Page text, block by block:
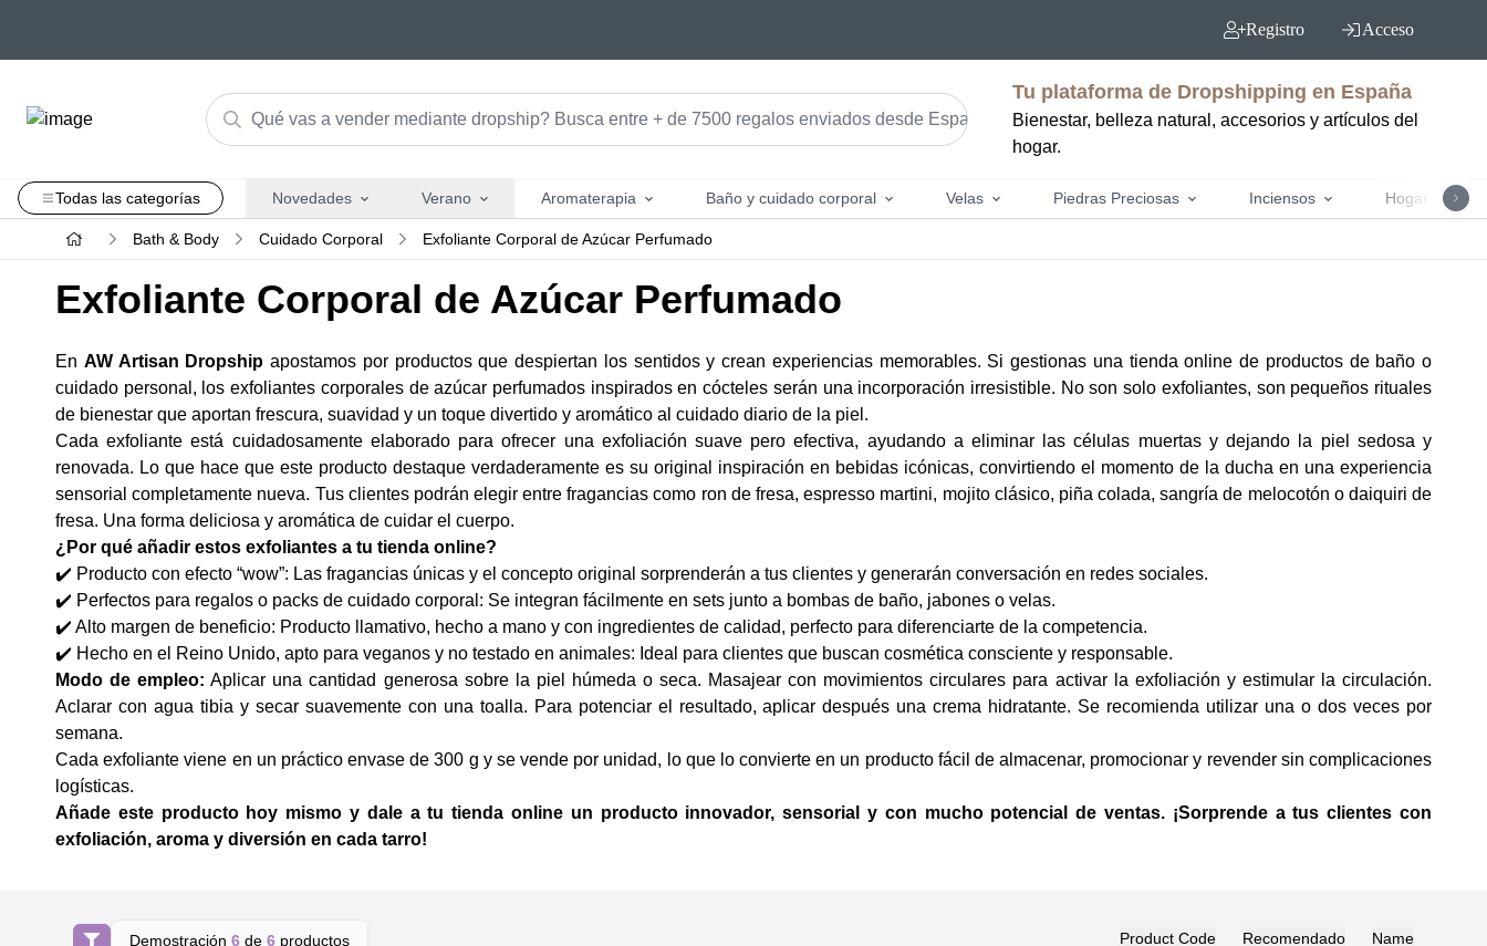
Registro Acceso
Tu plataforma de Dropshipping en España
Bienestar, belleza natural, accesorios y artículos del
hogar.
Todas las categorías Novedades Verano Aromaterapia Baño y cuidado corporal Velas Piedras Preciosas Inciensos Hogar y jardín
Bath & Body Cuidado Corporal Exfoliante Corporal de Azúcar Perfumado
Exfoliante Corporal de Azúcar Perfumado
En AW Artisan Dropship apostamos por productos que despiertan los sentidos y crean experiencias memorables. Si gestionas una tienda online de productos de baño o
cuidado personal, los exfoliantes corporales de azúcar perfumados inspirados en cócteles serán una incorporación irresistible. No son solo exfoliantes, son pequeños rituales
de bienestar que aportan frescura, suavidad y un toque divertido y aromático al cuidado diario de la piel.
Cada exfoliante está cuidadosamente elaborado para ofrecer una exfoliación suave pero efectiva, ayudando a eliminar las células muertas y dejando la piel sedosa y
renovada. Lo que hace que este producto destaque verdaderamente es su original inspiración en bebidas icónicas, convirtiendo el momento de la ducha en una experiencia
sensorial completamente nueva. Tus clientes podrán elegir entre fragancias como ron de fresa, espresso martini, mojito clásico, piña colada, sangría de melocotón o daiquiri de
fresa. Una forma deliciosa y aromática de cuidar el cuerpo.
¿Por qué añadir estos exfoliantes a tu tienda online?
✔️ Producto con efecto “wow”: Las fragancias únicas y el concepto original sorprenderán a tus clientes y generarán conversación en redes sociales.
✔️ Perfectos para regalos o packs de cuidado corporal: Se integran fácilmente en sets junto a bombas de baño, jabones o velas.
✔️ Alto margen de beneficio: Producto llamativo, hecho a mano y con ingredientes de calidad, perfecto para diferenciarte de la competencia.
✔️ Hecho en el Reino Unido, apto para veganos y no testado en animales: Ideal para clientes que buscan cosmética consciente y responsable.
Modo de empleo: Aplicar una cantidad generosa sobre la piel húmeda o seca. Masajear con movimientos circulares para activar la exfoliación y estimular la circulación.
Aclarar con agua tibia y secar suavemente con una toalla. Para potenciar el resultado, aplicar después una crema hidratante. Se recomienda utilizar una o dos veces por
semana.
Cada exfoliante viene en un práctico envase de 300 g y se vende por unidad, lo que lo convierte en un producto fácil de almacenar, promocionar y revender sin complicaciones
logísticas.
Añade este producto hoy mismo y dale a tu tienda online un producto innovador, sensorial y con mucho potencial de ventas. ¡Sorprende a tus clientes con
exfoliación, aroma y diversión en cada tarro!
Demostración 6de 6productos Product Code Recomendado Name